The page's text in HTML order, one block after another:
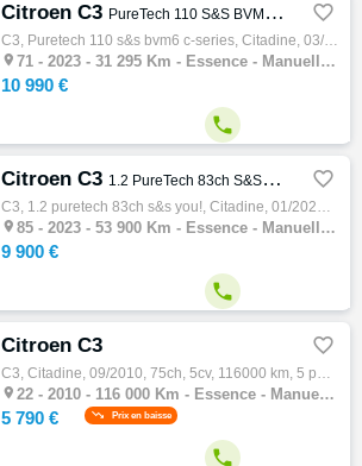
Citroen C3 PureTech 110 S&S BVM6 C-Series 
C3, Puretech 110 s&s bvm6 c-series, Citadine, 03/2023, 110ch, 6cv, 31295 km, 5 portes, 5 places, Clim. auto, Essence, Boite de vitesse manu…
 71 - 2023 - 31 295 Km - Essence - Manuelle - Citadine
10 990 €

Citroen C3 1.2 PureTech 83ch S&S YOU! 
C3, 1.2 puretech 83ch s&s you!, Citadine, 01/2023, 83ch, 4cv, 53900 km, 5 portes, 5 places, Clim. manuelle, Essence, Boite de vitesse manue…
 85 - 2023 - 53 900 Km - Essence - Manuelle - Citadine
9 900 €

Citroen C3 
C3, Citadine, 09/2010, 75ch, 5cv, 116000 km, 5 portes, Essence, Boite de vitesse manuelle, Abs, Couleur gris, 5790 €
 22 - 2010 - 116 000 Km - Essence - Manuelle - Citadine
5 790 € Prix en baisse
